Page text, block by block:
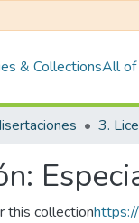
& CollectionsAll of
3.
this collection